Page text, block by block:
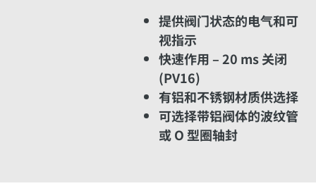
提供阀门状态的电气和可
视指示
快速作用 – 20 ms 关闭
(PV16)
有铝和不锈钢材质供选择
可选择带铝阀体的波纹管
或 O 型圈轴封